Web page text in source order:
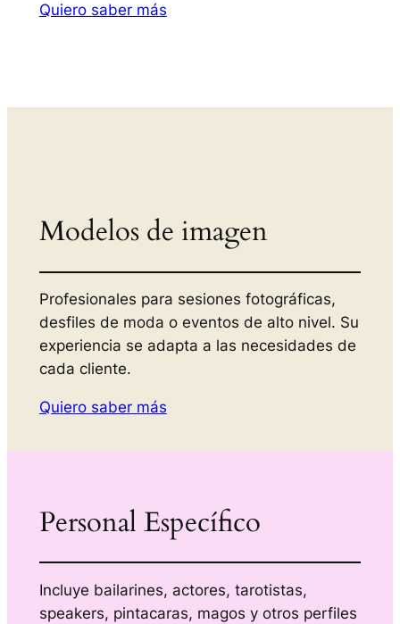
Quiero saber más
Modelos de imagen
Profesionales para sesiones fotográficas,
desfiles de moda o eventos de alto nivel. Su
experiencia se adapta a las necesidades de
cada cliente.
Quiero saber más
Personal Específico
Incluye bailarines, actores, tarotistas,
speakers, pintacaras, magos y otros perfiles